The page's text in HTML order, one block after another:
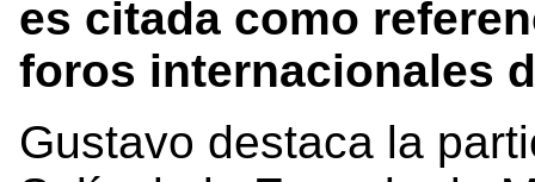
es citada como
foros internacionales
Gustavo destaca la